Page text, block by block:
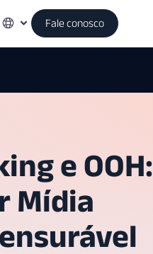
Fale conosco
e OOH:
Mídia